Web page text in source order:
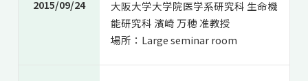
2015/09/24
大阪大学大学院医学系研究科 生命機
能研究科 濱崎 万穂 准教授
場所：Large seminar room